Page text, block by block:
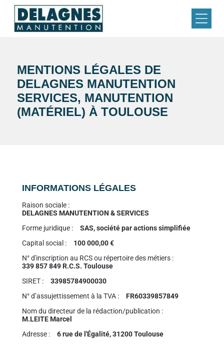
MENTIONS LÉGALES DE
DELAGNES MANUTENTION
SERVICES, MANUTENTION
(MATÉRIEL) À TOULOUSE
INFORMATIONS LÉGALES
Raison sociale :
DELAGNES MANUTENTION & SERVICES
Forme juridique :
SAS, société par actions simplifiée
Capital social :
100 000,00 €
N° d'inscription au RCS ou répertoire des métiers :
339 857 849 R.C.S. Toulouse
SIRET :
33985784900030
N° d’assujettissement à la TVA :
FR60339857849
Nom du directeur de la rédaction/publication :
M.LEITE Marcel
Adresse :
6 rue de l'Égalité, 31200 Toulouse